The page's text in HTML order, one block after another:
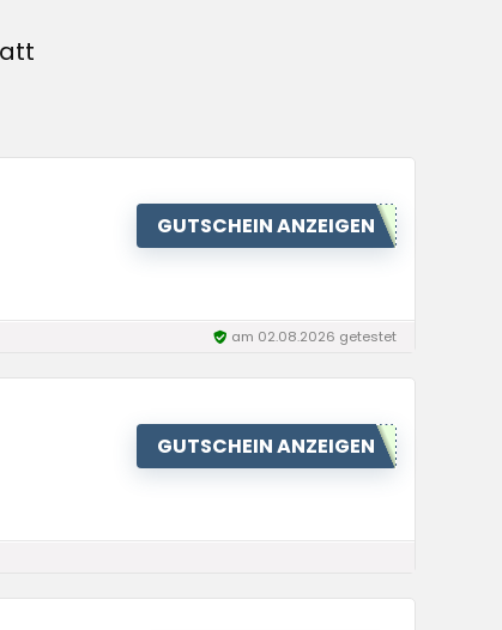
GUTSCHEIN ANZEIGEN
am 02.08.2026 getestet
GUTSCHEIN ANZEIGEN